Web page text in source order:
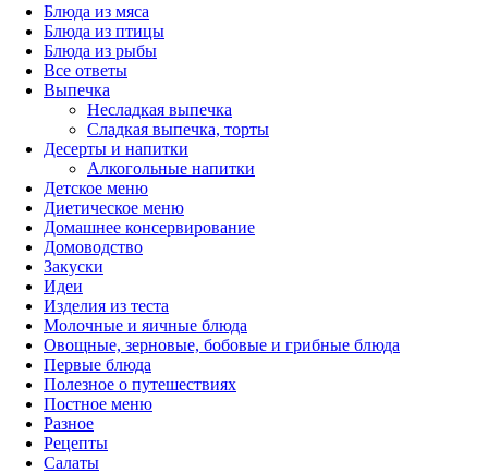
Блюда из мяса
Блюда из птицы
Блюда из рыбы
Все ответы
Выпечка
Несладкая выпечка
Сладкая выпечка, торты
Десерты и напитки
Алкогольные напитки
Детское меню
Диетическое меню
Домашнее консервирование
Домоводство
Закуски
Идеи
Изделия из теста
Молочные и яичные блюда
Овощные, зерновые, бобовые и грибные блюда
Первые блюда
Полезное о путешествиях
Постное меню
Разное
Рецепты
Салаты